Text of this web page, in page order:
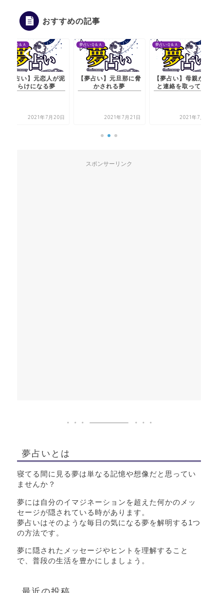
おすすめの記事
夢占いＱ＆Ａ
【夢占い】元旦那に脅
かされる夢
2021年7月21日
夢占いＱ＆Ａ
【夢占い】母親が元彼
と連絡を取ってる夢
2021年7月20日
夢占いＱ＆Ａ
【夢占い】元恋人が泥
2021年7月20日
スポンサーリンク
夢占いとは
寝てる間に見る夢は単なる記憶や想像だと思ってい
ませんか？
夢には自分のイマジネーションを超えた何かのメッ
セージが隠されている時があります。
夢占いはそのような毎日の気になる夢を解明する1つ
の方法です。
夢に隠されたメッセージやヒントを理解すること
で、普段の生活を豊かにしましょう。